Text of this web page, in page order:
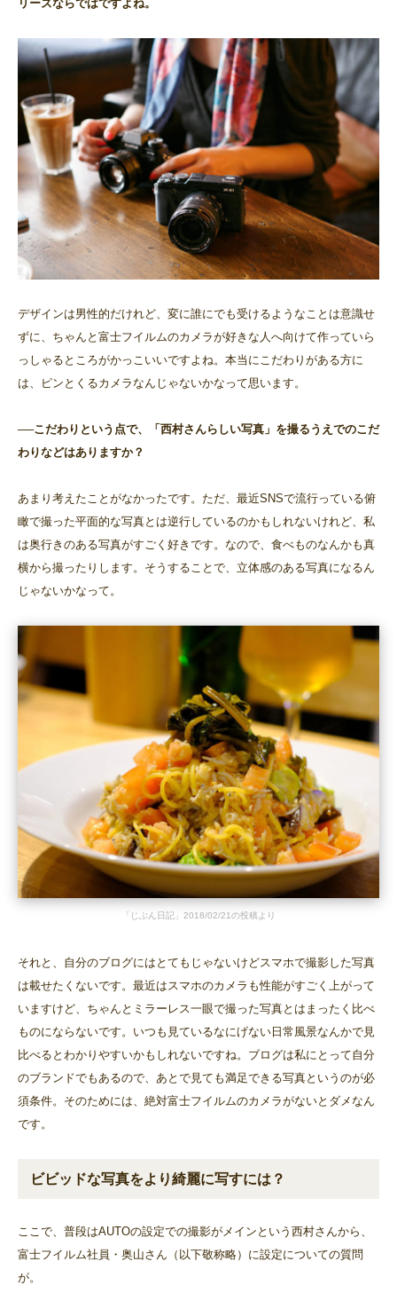
リーズならではですよね。
デザインは男性的だけれど、変に誰にでも受けるようなことは意識せ
ずに、ちゃんと富士フイルムのカメラが好きな人へ向けて作っていら
っしゃるところがかっこいいですよね。本当にこだわりがある方に
は、ピンとくるカメラなんじゃないかなって思います。
──こだわりという点で、「西村さんらしい写真」を撮るうえでのこだ
わりなどはありますか？
あまり考えたことがなかったです。ただ、最近SNSで流行っている俯
瞰で撮った平面的な写真とは逆行しているのかもしれないけれど、私
は奥行きのある写真がすごく好きです。なので、食べものなんかも真
横から撮ったりします。そうすることで、立体感のある写真になるん
じゃないかなって。
「じぶん日記」2018/02/21の投稿より
それと、自分のブログにはとてもじゃないけどスマホで撮影した写真
は載せたくないです。最近はスマホのカメラも性能がすごく上がって
いますけど、ちゃんとミラーレス一眼で撮った写真とはまったく比べ
ものにならないです。いつも見ているなにげない日常風景なんかで見
比べるとわかりやすいかもしれないですね。ブログは私にとって自分
のブランドでもあるので、あとで見ても満足できる写真というのが必
須条件。そのためには、絶対富士フイルムのカメラがないとダメなん
です。
ビビッドな写真をより綺麗に写すには？
ここで、普段はAUTOの設定での撮影がメインという西村さんから、
富士フイルム社員・奥山さん（以下敬称略）に設定についての質問
が。